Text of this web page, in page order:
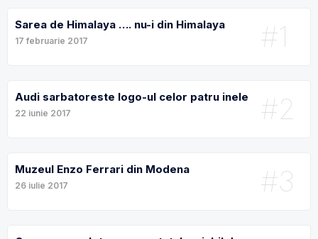
#1
Sarea de Himalaya …. nu-i din Himalaya
17 februarie 2017
#2
Audi sarbatoreste logo-ul celor patru inele
22 iunie 2017
#3
Muzeul Enzo Ferrari din Modena
26 iulie 2017